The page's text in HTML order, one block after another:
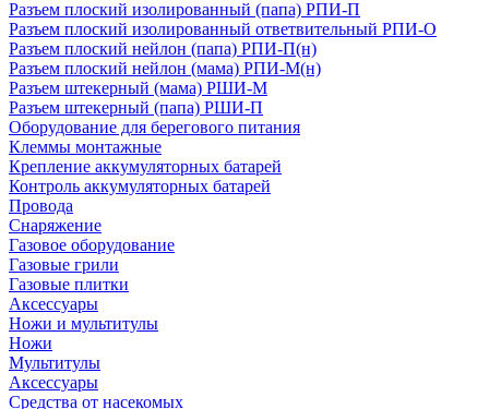
Разъем плоский изолированный (папа) РПИ-П
Разъем плоский изолированный ответвительный РПИ-О
Разъем плоский нейлон (папа) РПИ-П(н)
Разъем плоский нейлон (мама) РПИ-М(н)
Разъем штекерный (мама) РШИ-М
Разъем штекерный (папа) РШИ-П
Оборудование для берегового питания
Клеммы монтажные
Крепление аккумуляторных батарей
Контроль аккумуляторных батарей
Провода
Снаряжение
Газовое оборудование
Газовые грили
Газовые плитки
Аксессуары
Ножи и мультитулы
Ножи
Мультитулы
Аксессуары
Средства от насекомых